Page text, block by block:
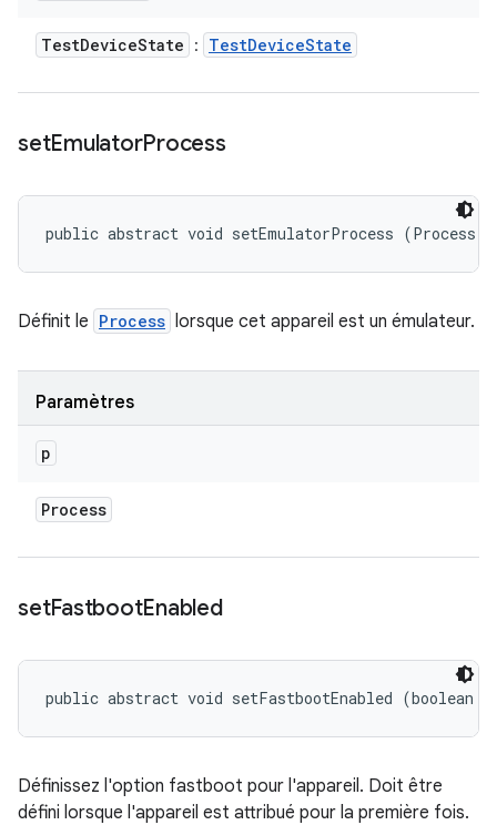
TestDeviceState : TestDeviceState
setEmulatorProcess
public abstract void setEmulatorProcess (Process
Définit le Process lorsque cet appareil est un émulateur.
Paramètres
p
Process
setFastbootEnabled
public abstract void setFastbootEnabled (boolean
Définissez l'option fastboot pour l'appareil. Doit être
défini lorsque l'appareil est attribué pour la première fois.